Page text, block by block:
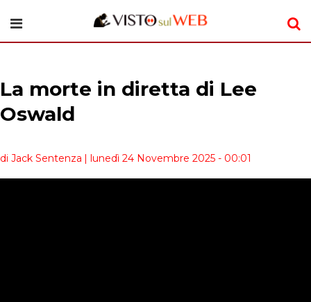
La morte in diretta di Lee
Oswald
di Jack Sentenza | lunedì 24 Novembre 2025 - 00:01